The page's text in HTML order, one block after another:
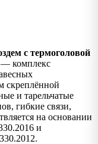
с термоголовой
комплекс
скреплённой
и тарельчатые
гибкие связи,
на основании
и